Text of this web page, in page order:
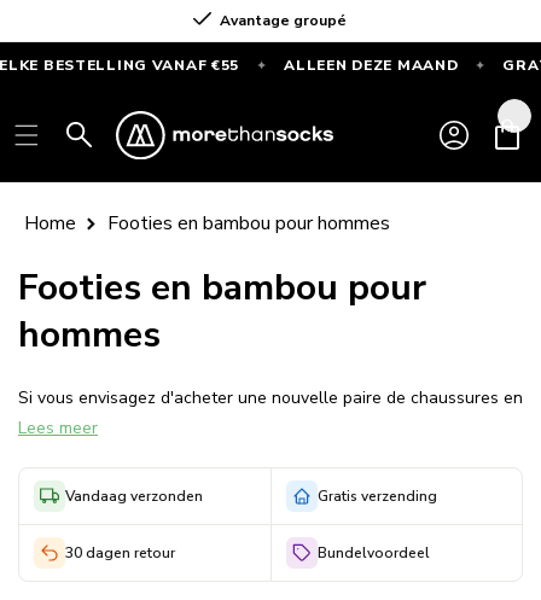
contenu
Avantage groupé
BESTELLING VANAF €55 ✦ ALLEEN DEZE MAAND ✦ GRATIS
SPORTSOKKEN
bij
elke
bestelling
€55
Alleen
maand
Connexion Panier
Home Footies en bambou pour hommes
Footies en bambou pour
hommes
Si vous envisagez d'acheter une nouvelle paire de chaussures en
bambou, vous avez l'embarras du choix dans la boutique en ligne
porter si vous aimez porter des chaussures à enfiler, car alors
vous ne voyez pas les chaussettes.
Et les chaussettes en bambou sont particulièrement agréables à
Lees meer
Vandaag verzonden Gratis verzending
30 dagen retour Bundelvoordeel